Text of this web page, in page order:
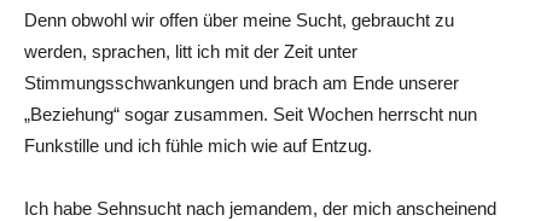
Denn obwohl wir offen über meine Sucht, gebraucht zu
werden, sprachen, litt ich mit der Zeit unter
Stimmungsschwankungen und brach am Ende unserer
„Beziehung“ sogar zusammen. Seit Wochen herrscht nun
Funkstille und ich fühle mich wie auf Entzug.
Ich habe Sehnsucht nach jemandem, der mich anscheinend